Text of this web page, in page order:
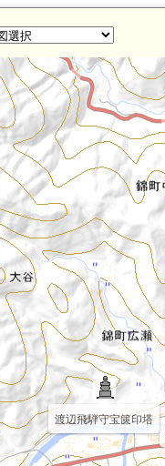
渡辺飛騨守宝篋印塔